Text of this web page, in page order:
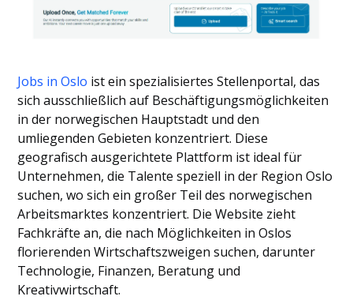
Jobs in Oslo ist ein spezialisiertes Stellenportal, das
sich ausschließlich auf Beschäftigungsmöglichkeiten
in der norwegischen Hauptstadt und den
umliegenden Gebieten konzentriert. Diese
geografisch ausgerichtete Plattform ist ideal für
Unternehmen, die Talente speziell in der Region Oslo
suchen, wo sich ein großer Teil des norwegischen
Arbeitsmarktes konzentriert. Die Website zieht
Fachkräfte an, die nach Möglichkeiten in Oslos
florierenden Wirtschaftszweigen suchen, darunter
Technologie, Finanzen, Beratung und
Kreativwirtschaft.